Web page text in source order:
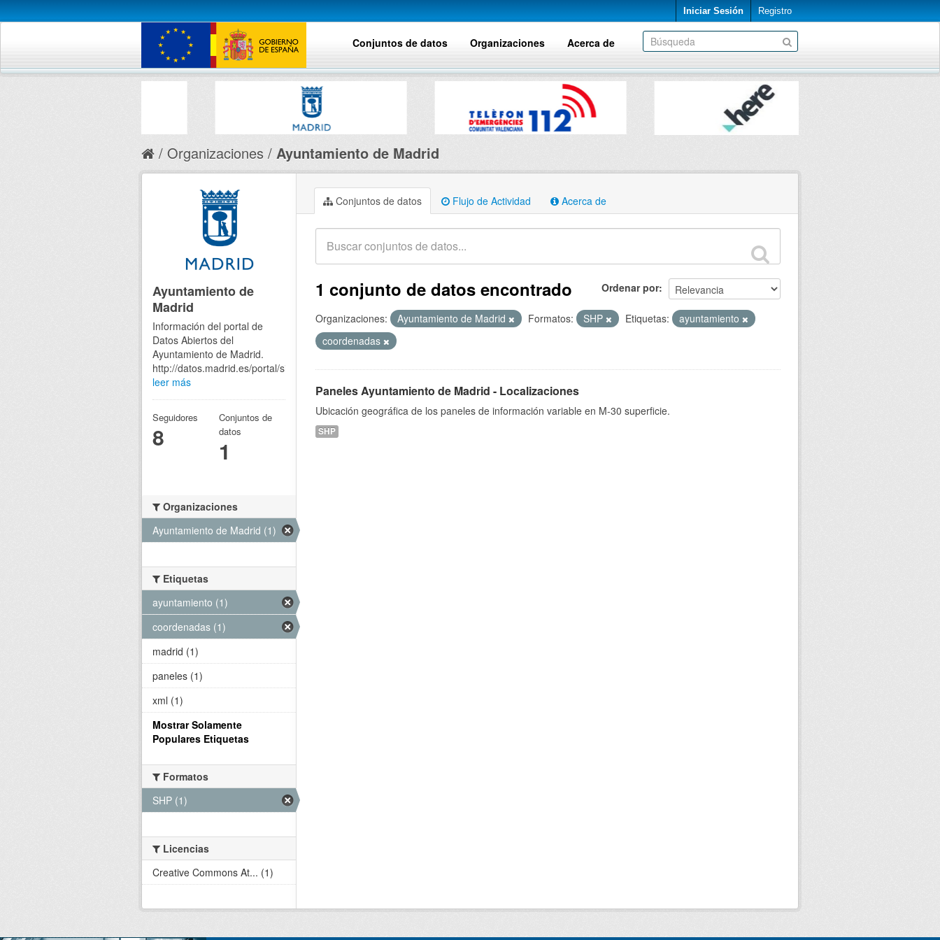
Iniciar Sesión Registro
Conjuntos de datos Organizaciones Acerca de
Organizaciones Ayuntamiento de Madrid
Conjuntos de datos Flujo de Actividad Acerca de
Ordenar por
1 conjunto de datos encontrado
Organizaciones: Ayuntamiento de Madrid Formatos: SHP Etiquetas:
ayuntamiento
coordenadas
Paneles Ayuntamiento de Madrid - Localizaciones
Ubicación geográfica de los paneles de información variable en M-30 superficie.
SHP
Ayuntamiento de
Madrid
Información del portal de
Datos Abiertos del
Ayuntamiento de Madrid.
http://datos.madrid.es/portal/site/egob
leer más
Seguidores
8
Conjuntos de
datos
1
Organizaciones
Ayuntamiento de Madrid (1)
Etiquetas
ayuntamiento (1)
coordenadas (1)
madrid (1)
paneles (1)
xml (1)
Mostrar Solamente
Populares Etiquetas
Formatos
SHP (1)
Licencias
Creative Commons At... (1)